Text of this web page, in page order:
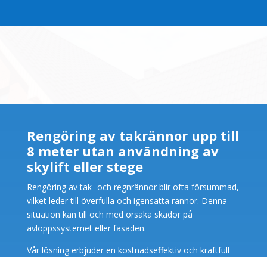
Rengöring av takrännor upp till
8 meter utan användning av
skylift eller stege
Rengöring av tak- och regnrännor blir ofta försummad,
vilket leder till överfulla och igensatta rännor. Denna
situation kan till och med orsaka skador på
avloppssystemet eller fasaden.
Vår lösning erbjuder en kostnadseffektiv och kraftfull